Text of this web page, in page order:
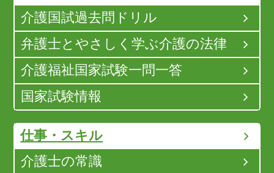
介護国試過去問ドリル
弁護士とやさしく学ぶ介護の法律
介護福祉国家試験一問一答
国家試験情報
仕事・スキル
介護士の常識